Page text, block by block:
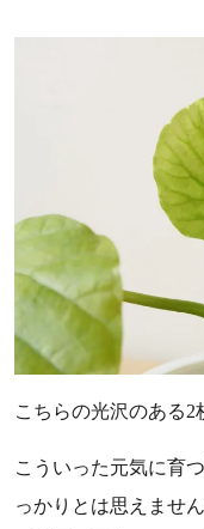
こちらの光沢のある2
こういった元気に育
っかりとは思えませ